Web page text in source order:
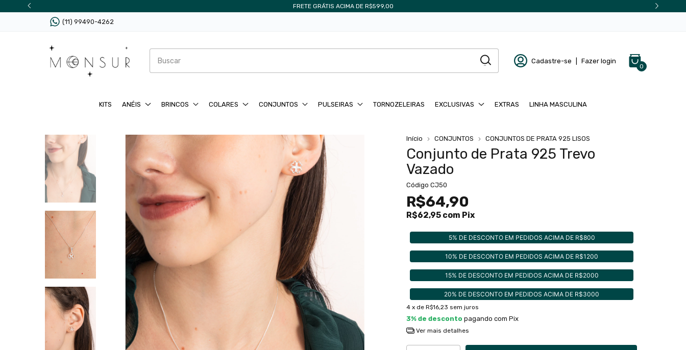
FRETE GRÁTIS ACIMA DE R$599,00
(11) 99490-4262
Cadastre-se Fazer login
0
KITS ANÉIS BRINCOS COLARES CONJUNTOS PULSEIRAS TORNOZELEIRAS EXCLUSIVAS EXTRAS LINHA MASCULINA
Início CONJUNTOS CONJUNTOS DE PRATA 925 LISOS
Conjunto de Prata 925 Trevo
Vazado
Código CJ50
R$64,90
R$62,95 com Pix
5% DE DESCONTO EM PEDIDOS ACIMA DE R$800
10% DE DESCONTO EM PEDIDOS ACIMA DE R$1200
15% DE DESCONTO EM PEDIDOS ACIMA DE R$2000
20% DE DESCONTO EM PEDIDOS ACIMA DE R$3000
4 x de R$16,23 sem juros
3% de desconto pagando com Pix
Ver mais detalhes